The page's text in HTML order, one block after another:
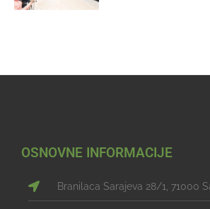
OSNOVNE INFORMACIJE
Branilaca Sarajeva 28/1, 71000